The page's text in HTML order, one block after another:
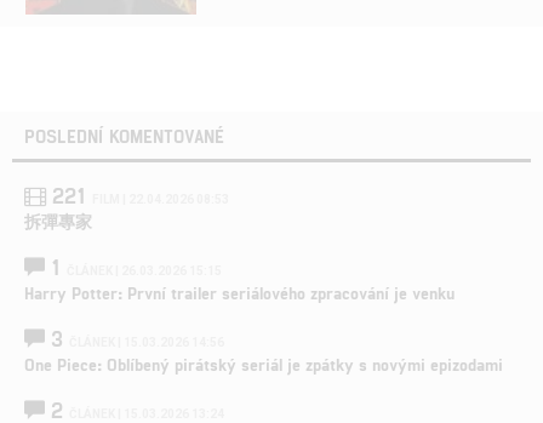
POSLEDNÍ KOMENTOVANÉ
221
拆彈專家
1
Harry Potter: První trailer seriálového zpracování je venku
3
One Piece: Oblíbený pirátský seriál je zpátky s novými epizodami
2